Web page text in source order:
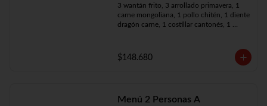
3 wantán frito, 3 arrollado primavera, 1
carne mongoliana, 1 pollo chitén, 1 diente
dragón carne, 1 costillar cantonés, 1
10 arroz chaufán
$148.680
Menú 2 Personas A